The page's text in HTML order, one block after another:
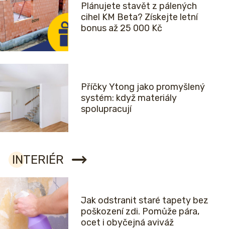
Plánujete stavět z pálených
cihel KM Beta? Získejte letní
bonus až 25 000 Kč
Příčky Ytong jako promyšlený
systém: když materiály
spolupracují
INTERIÉR
Jak odstranit staré tapety bez
poškození zdi. Pomůže pára,
ocet i obyčejná aviváž